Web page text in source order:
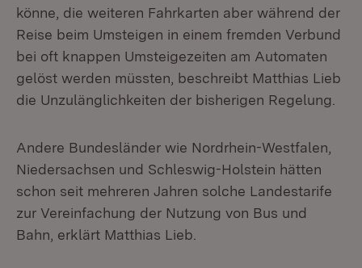
könne, die weiteren Fahrkarten aber während der
Reise beim Umsteigen in einem fremden Verbund
bei oft knappen Umsteigezeiten am Automaten
gelöst werden müssten, beschreibt Matthias Lieb
die Unzulänglichkeiten der bisherigen Regelung.
Andere Bundesländer wie Nordrhein-Westfalen,
Niedersachsen und Schleswig-Holstein hätten
schon seit mehreren Jahren solche Landestarife
zur Vereinfachung der Nutzung von Bus und
Bahn, erklärt Matthias Lieb.